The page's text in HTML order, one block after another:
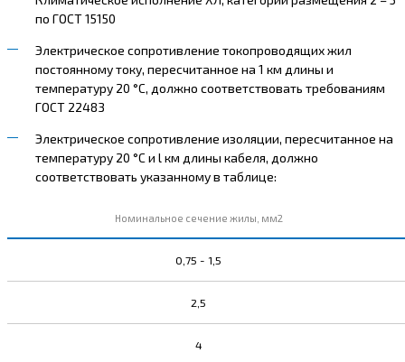
по ГОСТ 15150
Электрическое сопротивление токопроводящих жил
постоянному току, пересчитанное на 1 км длины и
температуру 20 °С, должно соответствовать требованиям
ГОСТ 22483
Электрическое сопротивление изоляции, пересчитанное на
температуру 20 °С и l км длины кабеля, должно
соответствовать указанному в таблице:
Номинальное сечение жилы, мм2
0,75 - 1,5
2,5
4